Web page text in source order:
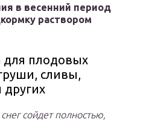
в весенний период
раствором
для плодовых
сливы,
других
сойдет полностью,